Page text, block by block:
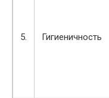
5. Гигиеничность